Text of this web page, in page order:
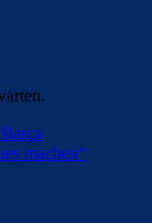
machen“